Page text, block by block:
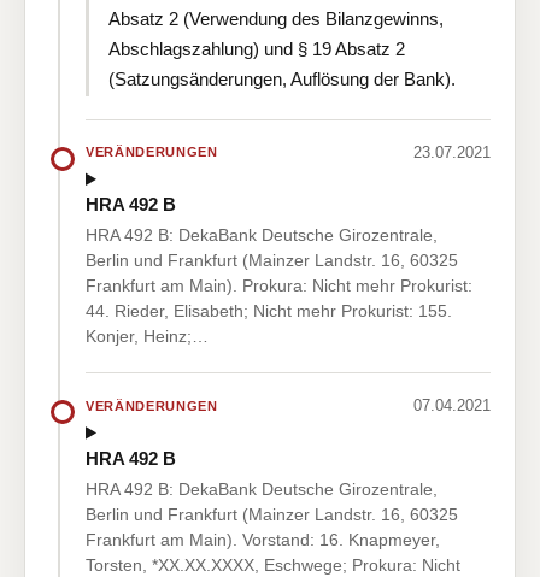
Absatz 2 (Verwendung des Bilanzgewinns,
Abschlagszahlung) und § 19 Absatz 2
(Satzungsänderungen, Auflösung der Bank).
VERÄNDERUNGEN 23.07.2021
HRA 492 B
HRA 492 B: DekaBank Deutsche Girozentrale,
Berlin und Frankfurt (Mainzer Landstr. 16, 60325
Frankfurt am Main). Prokura: Nicht mehr Prokurist:
44. Rieder, Elisabeth; Nicht mehr Prokurist: 155.
Konjer, Heinz;…
VERÄNDERUNGEN 07.04.2021
HRA 492 B
HRA 492 B: DekaBank Deutsche Girozentrale,
Berlin und Frankfurt (Mainzer Landstr. 16, 60325
Frankfurt am Main). Vorstand: 16. Knapmeyer,
Torsten, *XX.XX.XXXX, Eschwege; Prokura: Nicht